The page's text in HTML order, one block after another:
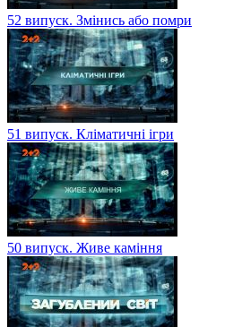
52 випуск. Змінись або помри
51 випуск. Кліматичні ігри
50 випуск. Живе каміння